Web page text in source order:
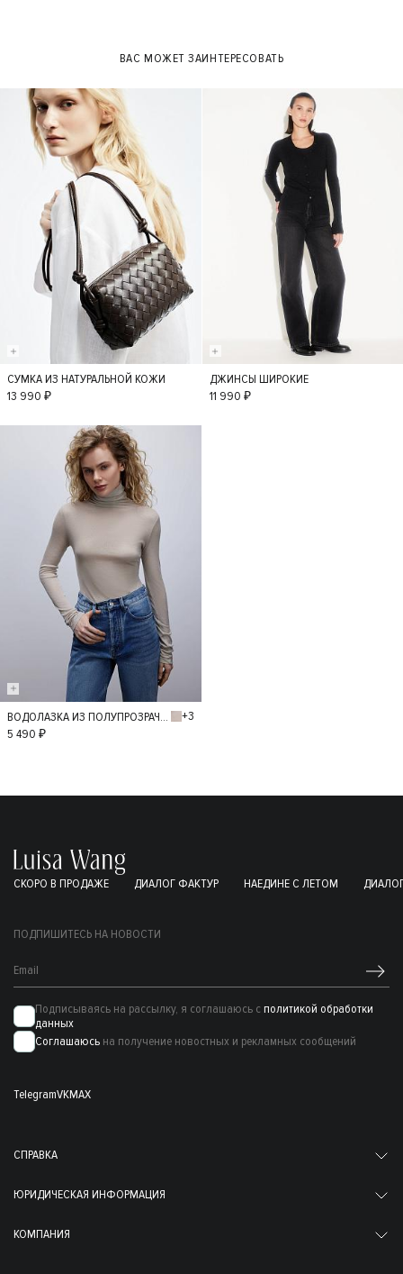
ВАС МОЖЕТ ЗАИНТЕРЕСОВАТЬ
S
СУМКА ИЗ НАТУРАЛЬНОЙ КОЖИ
13 990 ₽
36
ДЖИНСЫ ШИРОКИЕ
11 990 ₽
M
ВОДОЛАЗКА ИЗ ПОЛУПРОЗРАЧНОГО ТРИКОТАЖА
+3
5 490 ₽
СКОРО В ПРОДАЖЕ ДИАЛОГ ФАКТУР НАЕДИНЕ С ЛЕТОМ
ПОДПИШИТЕСЬ НА НОВОСТИ
Подписываясь на рассылку, я соглашаюсь с политикой обработки
данных
Соглашаюсь на получение новостных и рекламных сообщений
TelegramVKMAX
СПРАВКА
ЮРИДИЧЕСКАЯ ИНФОРМАЦИЯ
КОМПАНИЯ